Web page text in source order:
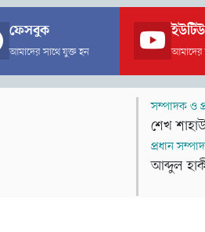
ফেসবুক
আমাদের সাথে যুক্ত হন আমাদের
সম্পাদক ও
শেখ
প্রধান
আব্দুল